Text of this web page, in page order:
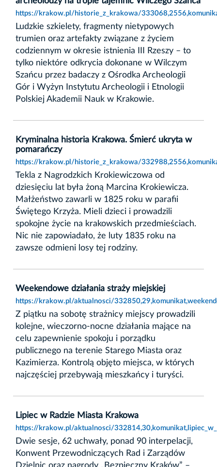
https://krakow.pl/historie_z_krakowa/
Ludzkie szkielety, fragmenty nietypowych
trumien oraz artefakty związane z życiem
codziennym w okresie istnienia III Rzeszy – to
tylko niektóre odkrycia dokonane w Wilczym
Szańcu przez badaczy z Ośrodka Archeologii
Gór i Wyżyn Instytutu Archeologii i Etnologii
Polskiej Akademii Nauk w Krakowie.
Kryminalna historia Krakowa. Śmierć ukryta w
pomarańczy
https://krakow.pl/historie_z_krakowa/
Tekla z Nagrodzkich Krokiewiczowa od
dziesięciu lat była żoną Marcina Krokiewicza.
Małżeństwo zawarli w 1825 roku w parafii
Świętego Krzyża. Mieli dzieci i prowadzili
spokojne życie na krakowskich przedmieściach.
Nic nie zapowiadało, że luty 1835 roku na
zawsze odmieni losy tej rodziny.
Weekendowe działania straży miejskiej
https://krakow.pl/aktualnosci/
Z piątku na sobotę strażnicy miejscy prowadzili
kolejne, wieczorno-nocne działania mające na
celu zapewnienie spokoju i porządku
publicznego na terenie Starego Miasta oraz
Kazimierza. Kontrolą objęto miejsca, w których
najczęściej przebywają mieszkańcy i turyści.
Lipiec w Radzie Miasta Krakowa
https://krakow.pl/aktualnosci/
Dwie sesje, 62 uchwały, ponad 90 interpelacji,
Konwent Przewodniczących Rad i Zarządów